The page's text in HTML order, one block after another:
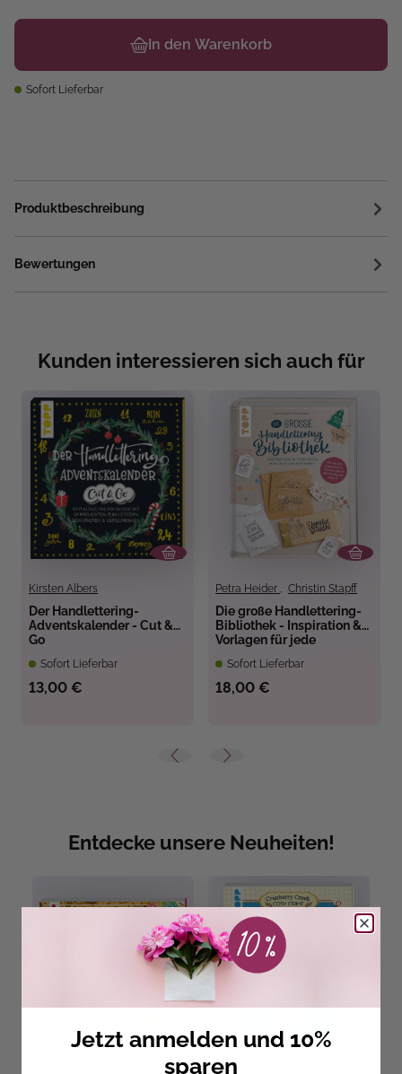
In den Warenkorb
Sofort Lieferbar
Produktbeschreibung
Bewertungen
Kunden interessieren sich auch für
Kirsten Albers
Der Handlettering-
Adventskalender - Cut &
Go
Sofort Lieferbar
13,00 €
Petra Heider Christin Stapff
Die große Handlettering-
Bibliothek - Inspiration &
Vorlagen für jede
Sofort Lieferbar
18,00 €
Entdecke unsere Neuheiten!
Jetzt anmelden und 10%
sparen